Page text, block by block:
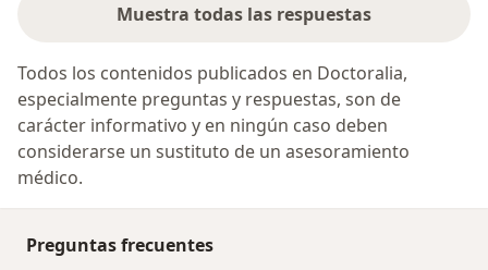
Muestra todas las respuestas
Todos los contenidos publicados en Doctoralia,
especialmente preguntas y respuestas, son de
carácter informativo y en ningún caso deben
considerarse un sustituto de un asesoramiento
médico.
Preguntas frecuentes